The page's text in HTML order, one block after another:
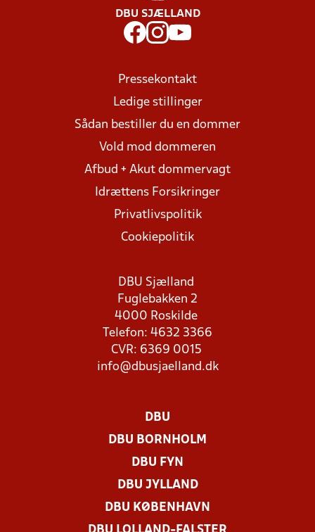
DBU SJÆLLAND
Pressekontakt
Ledige stillinger
Sådan bestiller du en dommer
Vold mod dommeren
Afbud + Akut dommervagt
Idrættens Forsikringer
Privatlivspolitik
Cookiepolitik
DBU Sjælland
Fuglebakken 2
4000 Roskilde
Telefon: 4632 3366
CVR: 6369 0015
info@dbusjaelland.dk
DBU
DBU BORNHOLM
DBU FYN
DBU JYLLAND
DBU KØBENHAVN